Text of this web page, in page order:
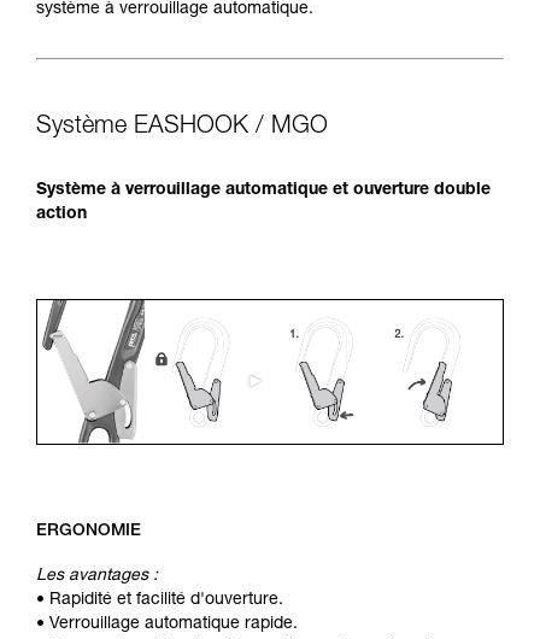
système à verrouillage automatique.
Système EASHOOK / MGO
Système à verrouillage automatique et ouverture double
action
ERGONOMIE
Les avantages :
• Rapidité et facilité d'ouverture.
• Verrouillage automatique rapide.